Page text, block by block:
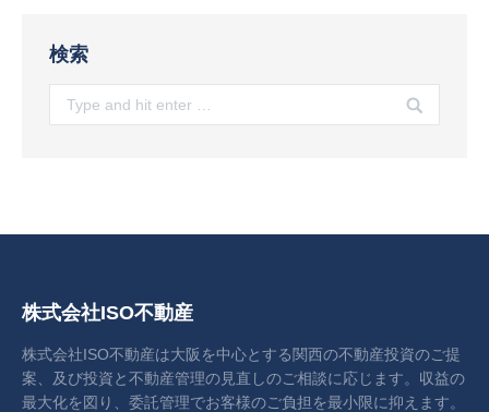
検索
Search:
株式会社ISO不動産
株式会社ISO不動産は大阪を中心とする関西の不動産投資のご提
案、及び投資と不動産管理の見直しのご相談に応じます。収益の
最大化を図り、委託管理でお客様のご負担を最小限に抑えます。